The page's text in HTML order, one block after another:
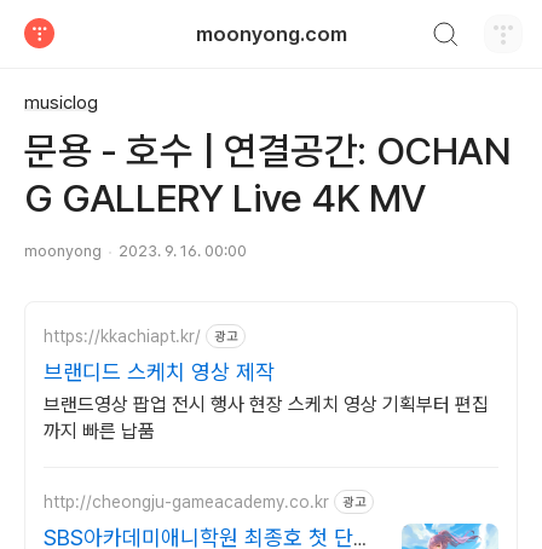
moonyong.com
musiclog
문용 - 호수 | 연결공간: OCHAN
G GALLERY Live 4K MV
moonyong 2023. 9. 16. 00:00
https://kkachiapt.kr/ 광고
브랜디드 스케치 영상 제작
브랜드영상 팝업 전시 행사 현장 스케치 영상 기획부터 편집
까지 빠른 납품
http://cheongju-gameacademy.co.kr 광고
SBS아카데미애니학원 최종호 첫 단추